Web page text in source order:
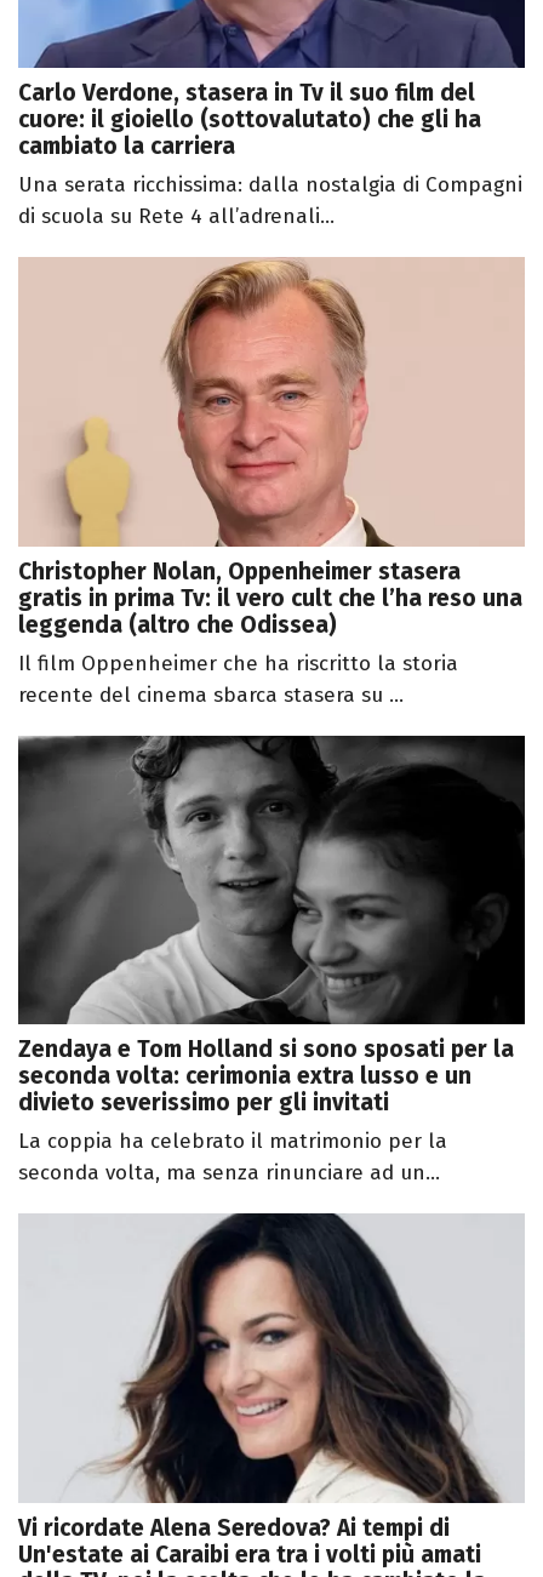
Carlo Verdone, stasera in Tv il suo film del
cuore: il gioiello (sottovalutato) che gli ha
cambiato la carriera
Una serata ricchissima: dalla nostalgia di Compagni
di scuola su Rete 4 all’adrenali...
Christopher Nolan, Oppenheimer stasera
gratis in prima Tv: il vero cult che l’ha reso una
leggenda (altro che Odissea)
Il film Oppenheimer che ha riscritto la storia
recente del cinema sbarca stasera su ...
Zendaya e Tom Holland si sono sposati per la
seconda volta: cerimonia extra lusso e un
divieto severissimo per gli invitati
La coppia ha celebrato il matrimonio per la
seconda volta, ma senza rinunciare ad un...
Vi ricordate Alena Seredova? Ai tempi di
Un'estate ai Caraibi era tra i volti più amati